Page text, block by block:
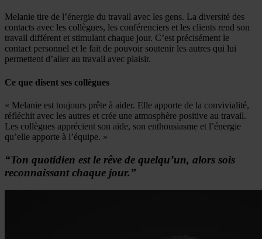
Melanie tire de l’énergie du travail avec les gens. La diversité des
contacts avec les collègues, les conférenciers et les clients rend son
travail différent et stimulant chaque jour. C’est précisément le
contact personnel et le fait de pouvoir soutenir les autres qui lui
permettent d’aller au travail avec plaisir.
Ce que disent ses collègues
« Melanie est toujours prête à aider. Elle apporte de la convivialité,
réfléchit avec les autres et crée une atmosphère positive au travail.
Les collègues apprécient son aide, son enthousiasme et l’énergie
qu’elle apporte à l’équipe. »
“Ton quotidien est le rêve de quelqu’un, alors sois
reconnaissant chaque jour.”